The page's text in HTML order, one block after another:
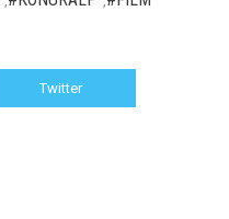
Twitter